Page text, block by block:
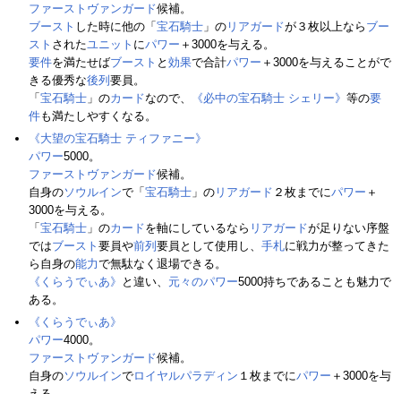
ファーストヴァンガード候補。
ブースト した時に他の「 宝石騎士 」の リアガードが３枚以上なら ブー
スト されたユニット にパワー ＋3000を与える。
要件を満たせばブースト と 効果で合計パワー ＋3000を与えることがで
きる優秀な後列 要員。
「 宝石騎士 」のカードなので、 《必中の宝石騎士 シェリー》 等の要
件も満たしやすくなる。
《大望の宝石騎士 ティファニー》
パワー5000。
ファーストヴァンガード候補。
自身のソウルインで「 宝石騎士 」の リアガード ２枚までにパワー ＋
3000を与える。
「 宝石騎士 」のカードを軸にしているなら リアガードが足りない序盤
ではブースト 要員や前列 要員として使用し、 手札に戦力が整ってきた
ら自身の能力で無駄なく退場できる。
《くらうでぃあ》 と違い、 元々のパワー5000持ちであることも魅力で
ある。
《くらうでぃあ》
パワー4000。
ファーストヴァンガード候補。
自身のソウルインでロイヤルパラディン １枚までにパワー ＋3000を与